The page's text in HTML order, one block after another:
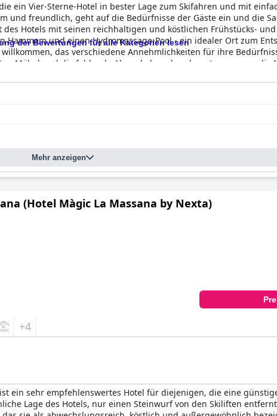
ein Vier-Sterne-Hotel in bester Lage zum Skifahren und mit
und freundlich, geht auf die Bedürfnisse der Gäste ein und die
Hotels mit seinen reichhaltigen und köstlichen Frühstücks-
und einen Hydromassage-Pool - ein idealer Ort zum
das verschiedene Annehmlichkeiten für ihre
Möbel und die fehlende Abwechslung beschwerten, genoss die
die atemberaubende Aussicht und die romantische
der Bewertungen für alle Kategorien lesen
Mehr anzeigen
(Hotel Màgic La Massana by Nexta)
+4
ist ein sehr empfehlenswertes Hotel für diejenigen, die eine
Lage des Hotels, nur einen Steinwurf von den Skiliften